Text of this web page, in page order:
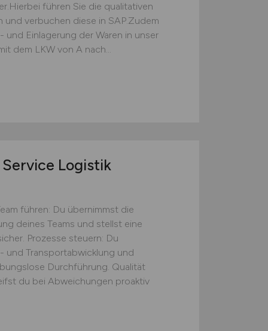
führen Sie die qualitativen
verbuchen diese in SAP.Zudem
Einlagerung der Waren in unser
dem LKW von A nach...
Logistik
führen: Du übernimmst die
deines Teams und stellst eine
Prozesse steuern: Du
und Transportabwicklung und
Durchführung. Qualität
du bei Abweichungen proaktiv